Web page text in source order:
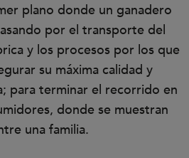
plano donde un ganadero
por el transporte del
y los procesos por los que
su máxima calidad y
para terminar el recorrido en
donde se muestran
una familia.